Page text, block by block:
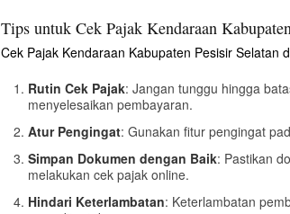
Tips untuk Cek Pajak Kendaraan
Cek Pajak Kendaraan Kabupaten Pesisir
Rutin Cek Pajak: Jangan tunggu hingga
menyelesaikan pembayaran.
Atur Pengingat: Gunakan fitur pengingat
Simpan Dokumen dengan Baik: Pastikan
melakukan cek pajak online.
Hindari Keterlambatan: Keterlambatan